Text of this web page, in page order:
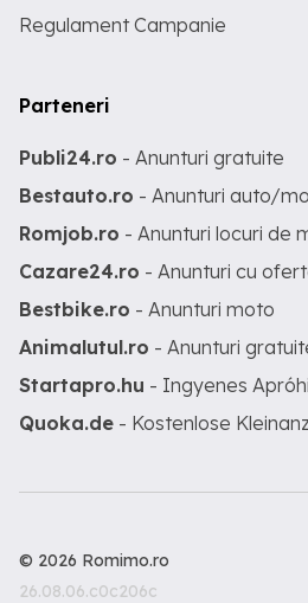
Regulament Campanie
Parteneri
Publi24.ro - Anunturi gratuite
Bestauto.ro - Anunturi auto/
Romjob.ro - Anunturi locuri de
Cazare24.ro - Anunturi cu
Bestbike.ro - Anunturi moto
Animalutul.ro - Anunturi
Startapro.hu - Ingyenes
Quoka.de - Kostenlose
© 2026 Romimo.ro
26.08.06.c0c206c